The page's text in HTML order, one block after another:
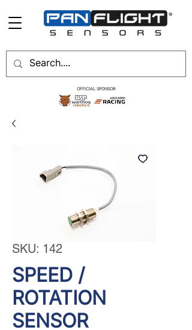
OFFICIAL SPONSOR
SKU: 142
SPEED /
ROTATION
SENSOR